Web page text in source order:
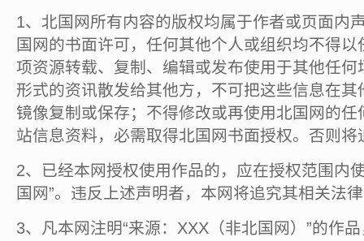
1、北国网所有内容的版权均属于作者或页面内
国网的书面许可，任何其他个人或组织均不得
项资源转载、复制、编辑或发布使用于其他任
形式的资讯散发给其他方，不可把这些信息在
镜像复制或保存；不得修改或再使用北国网的
站信息资料，必需取得北国网书面授权。否则将
2、已经本网授权使用作品的，应在授权范围内
国网”。违反上述声明者，本网将追究其相关法
3、凡本网注明“来源：XXX（非北国网）”的作